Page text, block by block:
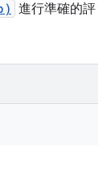
進行準確的評